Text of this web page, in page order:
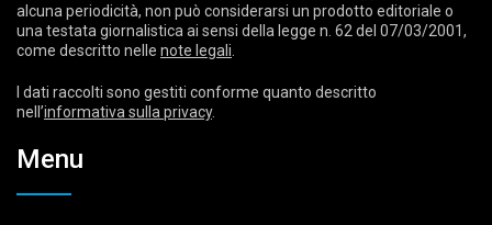
alcuna periodicità, non può considerarsi un prodotto editoriale o
una testata giornalistica ai sensi della legge n. 62 del 07/03/2001,
come descritto nelle note legali.
I dati raccolti sono gestiti conforme quanto descritto
nell’informativa sulla privacy.
Menu